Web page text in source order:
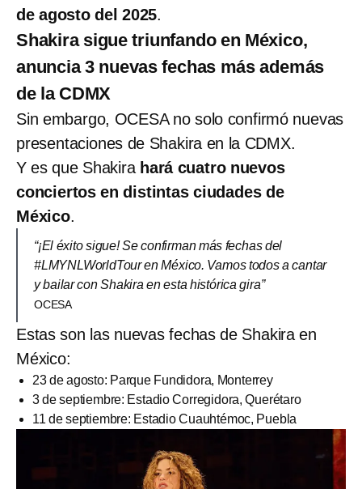
de agosto del 2025.
Shakira sigue triunfando en México,
anuncia 3 nuevas fechas más además
de la CDMX
Sin embargo, OCESA no solo confirmó nuevas
presentaciones de Shakira en la CDMX.
Y es que Shakira hará cuatro nuevos
conciertos en distintas ciudades de
México.
“¡El éxito sigue! Se confirman más fechas del
#LMYNLWorldTour en México. Vamos todos a cantar
y bailar con Shakira en esta histórica gira”
OCESA
Estas son las nuevas fechas de Shakira en
México:
23 de agosto: Parque Fundidora, Monterrey
3 de septiembre: Estadio Corregidora, Querétaro
11 de septiembre: Estadio Cuauhtémoc, Puebla